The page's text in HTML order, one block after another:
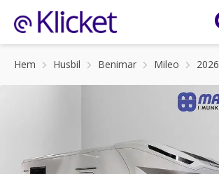
Hem Husbil Benimar Mileo 2026